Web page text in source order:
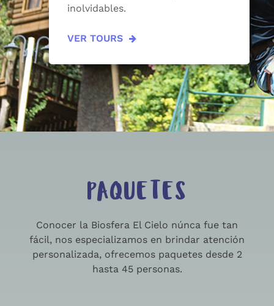
inolvidables.
VER TOURS
PAQUETES
Conocer la Biosfera El Cielo núnca fue tan
fácil, nos especializamos en brindar atención
personalizada, ofrecemos paquetes desde 2
hasta 45 personas.